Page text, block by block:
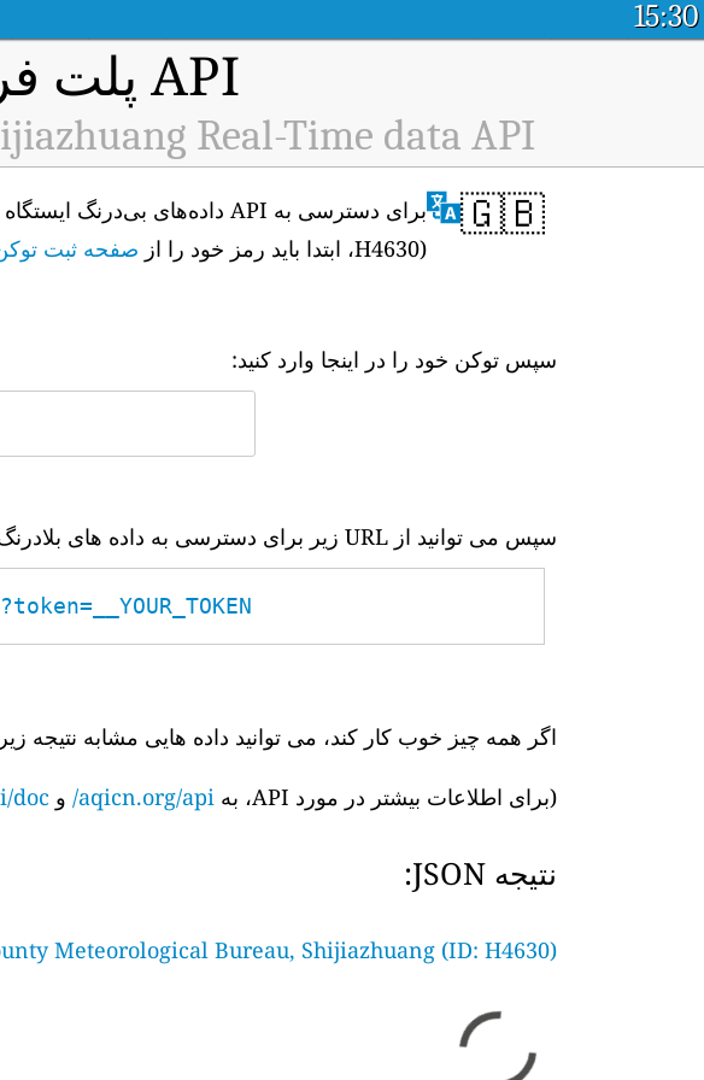
15:30
API پلت فرم داده باز کیفیت هوا
Real-Time data API
🇬🇧
H4630)، ابتدا باید رمز خود را از
صفحه ثبت
سپس توکن خود را در اینجا وارد کنید:
سپس می توانید از URL زیر برای دسترسی به داده های بلادرنگ استفاده کنید:
اگر همه چیز خوب کار کند، می توانید داده هایی مشابه نتیجه
(برای اطلاعات بیشتر در مورد API، به aqicn.org/api/ و doc/
نتیجه JSON:
Meteorological Bureau, Shijiazhuang (ID: H4630)